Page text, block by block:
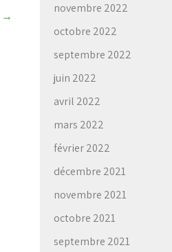
→
novembre 2022
octobre 2022
septembre 2022
juin 2022
avril 2022
mars 2022
février 2022
décembre 2021
novembre 2021
octobre 2021
septembre 2021